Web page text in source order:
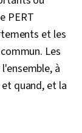
des parties
Analyse
L'activation
PERT
et les
Les
à
quand, et la